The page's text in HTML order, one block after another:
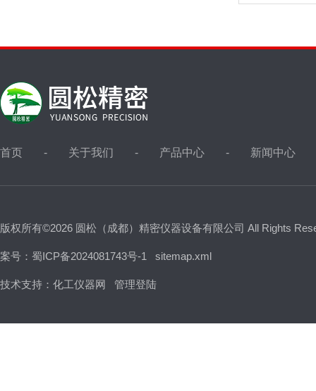
首页 关于我们 产品中心 新闻中心
版权所有©2026 圆松（成都）精密仪器设备有限公司 All Rights
案号：蜀ICP备2024081743号-1 sitemap.xml
技术支持： 化工仪器网 管理登陆